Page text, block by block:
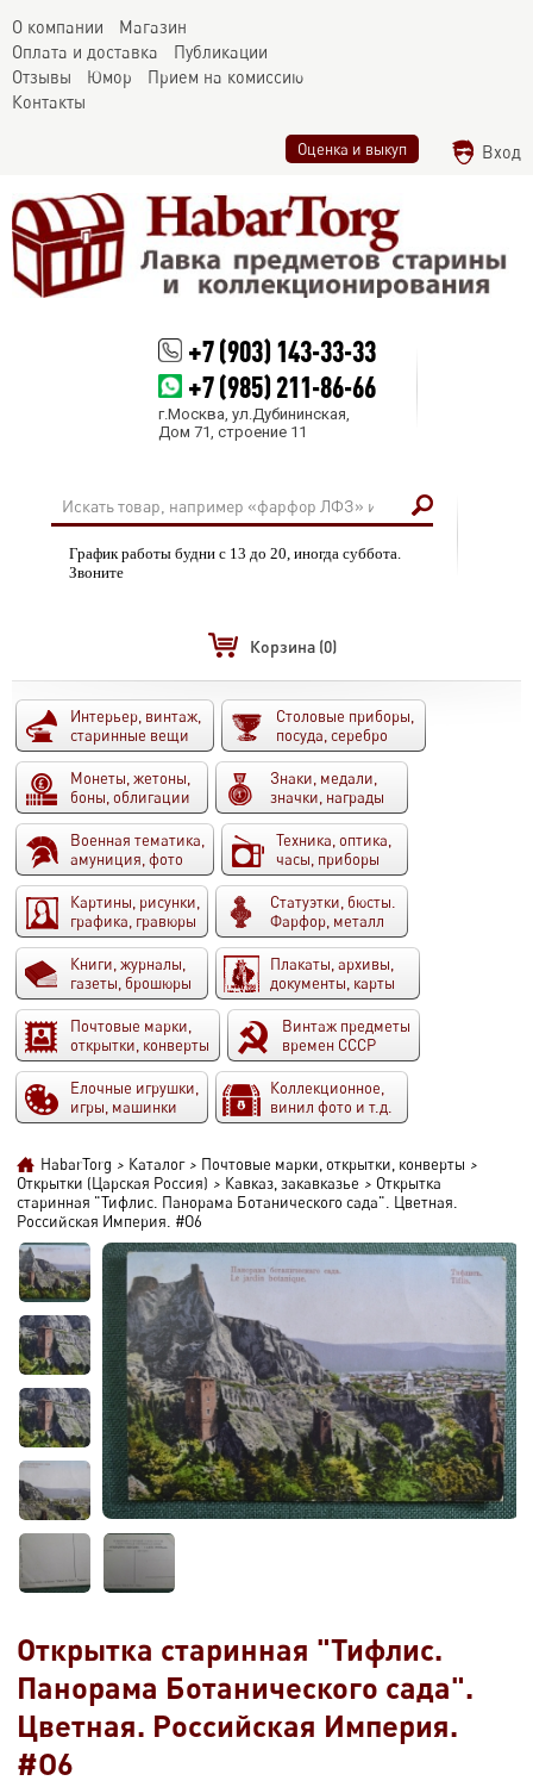
О компании
Магазин
Оплата и доставка
Публикации
Отзывы
Юмор
Прием на комиссию
Контакты
Оценка и выкуп Вход
+7 (903) 143-33-33
+7 (985) 211-86-66
г.Москва, ул.Дубининская,
Дом 71, строение 11
График работы будни с 13 до 20, иногда суббота.
Звоните
Корзина (0)
Интерьер, винтаж,
старинные вещи
Столовые приборы,
посуда, серебро
Монеты, жетоны,
боны, облигации
Знаки, медали,
значки, награды
Военная тематика,
амуниция, фото
Техника, оптика,
часы, приборы
Картины, рисунки,
графика, гравюры
Статуэтки, бюсты.
Фарфор, металл
Книги, журналы,
газеты, брошюры
Плакаты, архивы,
документы, карты
Почтовые марки,
открытки, конверты
Винтаж предметы
времен СССР
Елочные игрушки,
игры, машинки
Коллекционное,
винил фото и т.д.
HabarTorg > Каталог > Почтовые марки, открытки, конверты >
Открытки (Царская Россия) > Кавказ, закавказье > Открытка
старинная "Тифлис. Панорама Ботанического сада". Цветная.
Российская Империя. #O6
Открытка старинная "Тифлис.
Панорама Ботанического сада".
Цветная. Российская Империя.
#O6